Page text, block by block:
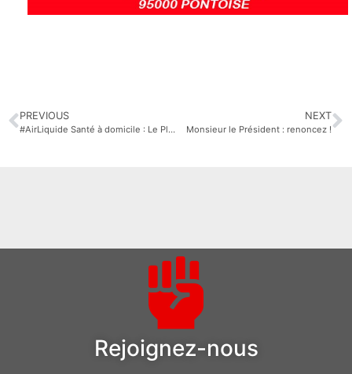
PREVIOUS
#AirLiquide Santé à domicile : Le Plan social ne passe pas !
NEXT
Monsieur le Président : renoncez !
Rejoignez-nous